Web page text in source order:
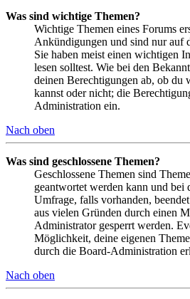
Was sind wichtige Themen?
Wichtige Themen eines Forums
Ankündigungen und sind nur auf
Sie haben meist einen wichtigen
lesen solltest. Wie bei den
deinen Berechtigungen ab, ob du
kannst oder nicht; die
Administration ein.
Nach oben
Was sind geschlossene Themen?
Geschlossene Themen sind
geantwortet werden kann und bei
Umfrage, falls vorhanden,
aus vielen Gründen durch einen
Administrator gesperrt werden.
Möglichkeit, deine eigenen
durch die Board-Administration
Nach oben